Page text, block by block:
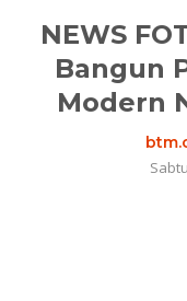
NEWS
Bangun
Modern